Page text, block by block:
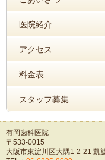
医院紹介
アクセス
料金表
スタッフ募集
有岡歯科医院
〒533-0015
大阪市東淀川区大隅1-2-21 凱